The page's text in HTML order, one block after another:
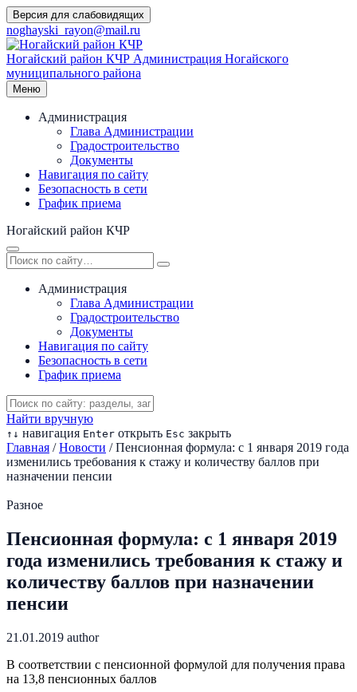
Перейти
к
содержимому
Версия для слабовидящих
noghayski_rayon@mail.ru
Ногайский район КЧР Администрация Ногайского
муниципального района
Меню
Администрация
Глава Администрации
Градостроительство
Документы
Навигация по сайту
Безопасность в сети
График приема
Ногайский район КЧР
Администрация
Глава Администрации
Градостроительство
Документы
Навигация по сайту
Безопасность в сети
График приема
Найти вручную
↑ ↓ навигация Enter открыть Esc закрыть
Главная / Новости / Пенсионная формула: с 1 января 2019 года
изменились требования к стажу и количеству баллов при
назначении пенсии
Разное
Пенсионная формула: с 1 января 2019
года изменились требования к стажу и
количеству баллов при назначении
пенсии
21.01.2019 author
В соответствии с пенсионной формулой для получения права
на 13,8 пенсионных баллов